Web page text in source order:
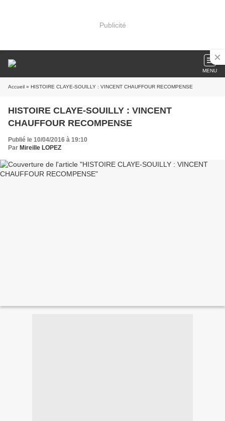
Publicité
MENU
Accueil » HISTOIRE CLAYE-SOUILLY : VINCENT CHAUFFOUR RECOMPENSE
HISTOIRE CLAYE-SOUILLY : VINCENT
CHAUFFOUR RECOMPENSE
Publié le 10/04/2016 à 19:10
Par Mireille LOPEZ